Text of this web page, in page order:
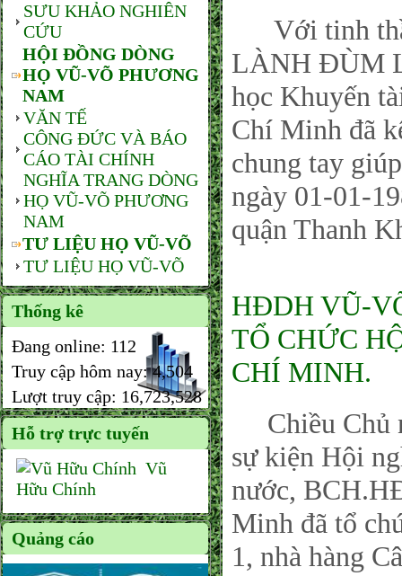
SƯU KHẢO NGHIÊN
CỨU
HỘI ĐỒNG DÒNG
HỌ VŨ-VÕ PHƯƠNG
NAM
VĂN TẾ
CÔNG ĐỨC VÀ BÁO
CÁO TÀI CHÍNH
NGHĨA TRANG DÒNG
HỌ VŨ-VÕ PHƯƠNG
NAM
TƯ LIỆU HỌ VŨ-VÕ
TƯ LIỆU HỌ VŨ-VÕ
Thống kê
Đang online: 112
Truy cập hôm nay:4,504
Lượt truy cập: 16,723,528
Hỗ trợ trực tuyến
Vũ
Hữu Chính
Quảng cáo
Với tinh
LÀNH ĐÙM
học Khuyến
Chí Minh đã
chung tay
ngày 01-01-
quận Thanh
HĐDH VŨ-
TỔ CHỨC
CHÍ MINH.
Chiều Chủ
sự kiện Hội
nước,
Minh đã tổ
1, nhà hàng